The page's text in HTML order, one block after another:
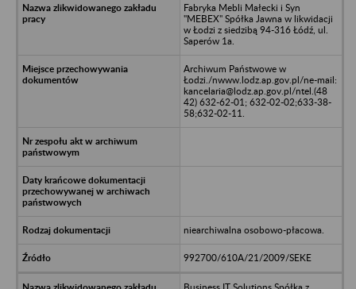
Fabryka Mebli Małecki i Syn
"MEBEX" Spółka Jawna w likwidacji
w Łodzi z siedzibą 94-316 Łódź, ul.
Saperów 1a.
Archiwum Państwowe w
Łodzi./nwww.lodz.ap.gov.pl/ne-mail:
kancelaria@lodz.ap.gov.pl/ntel.(48
42) 632-62-01; 632-02-02;633-38-
58;632-02-11.
niearchiwalna osobowo-płacowa.
992700/610A/21/2009/SEKE